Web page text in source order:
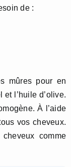
de :
mûres pour en
l’huile d’olive.
À l’aide
vos cheveux.
comme